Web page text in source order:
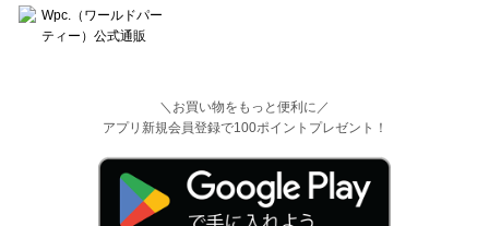
＼お買い物をもっと便利に／
アプリ新規会員登録で100ポイントプレゼント！